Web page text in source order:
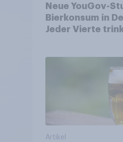
Neue YouGov-
Bierkonsum in
Jeder Vierte
wächst um über
Artikel